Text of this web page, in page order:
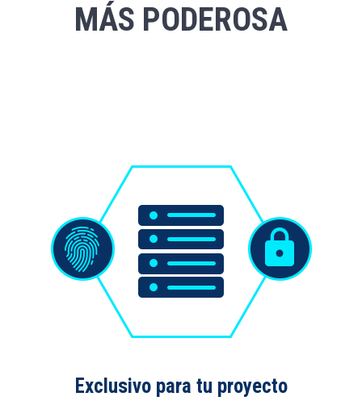
MÁS PODEROSA
Exclusivo para tu proyecto